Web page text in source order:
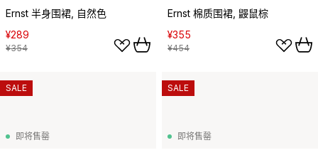
Ernst 半身围裙, 自然色
¥289
¥354
Ernst 棉质围裙, 鼹鼠棕
¥355
¥454
即将售罄
SALE
即将售罄
SALE